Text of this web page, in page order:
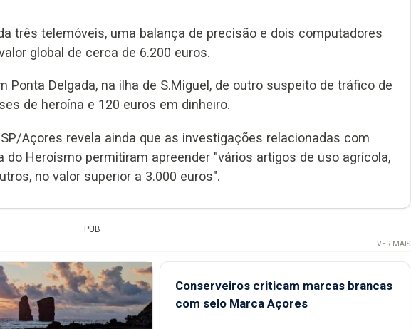
três telemóveis, uma balança de precisão e dois computadores
global de cerca de 6.200 euros.
Ponta Delgada, na ilha de S.Miguel, de outro suspeito de tráfico de
de heroína e 120 euros em dinheiro.
Açores revela ainda que as investigações relacionadas com
Heroísmo permitiram apreender "vários artigos de uso agrícola,
no valor superior a 3.000 euros".
PUB
VER MAIS
Conserveiros criticam marcas brancas
com selo Marca Açores